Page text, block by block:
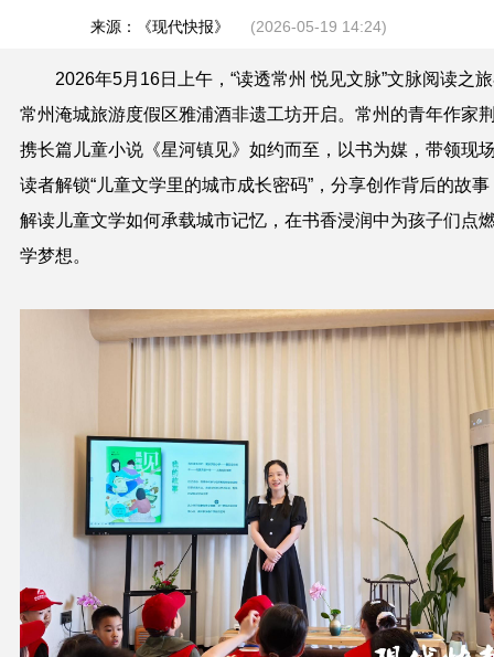
来源：《现代快报》 (2026-05-19 14:24)
2026年5月16日上午，“读透常州 悦见文脉”文脉阅读之
常州淹城旅游度假区雅浦酒非遗工坊开启。常州的青年作家
携长篇儿童小说《星河镇见》如约而至，以书为媒，带领现
读者解锁“儿童文学里的城市成长密码”，分享创作背后的故事
解读儿童文学如何承载城市记忆，在书香浸润中为孩子们点
学梦想。